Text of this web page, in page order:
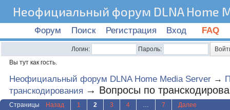
Неофициальный форум DLNA Home
Форум Поиск Регистрация Вход FAQ
Логин:
Пароль:
Вы тут как гость.
Неофициальный форум DLNA Home Media Server →
транскодирования → Вопросы по
Страницы Назад 1 2 3 4 … 7
Далее